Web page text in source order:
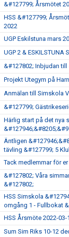
&#127799; Årsmötet
HSS &#127799;
2022
UGP Eskilstuna mars
UGP 2 & ESKILSTUNA
&#127802; Inbjudan
Projekt Utegym på
Anmälan till Simskola
&#127799;
Härlig start på det nya
Äntligen
tävling &#127799; 5
Tack medlemmar för
&#127802; Våra
&#127802;
HSS Simskola
omgång 1 - Fullbokat
HSS Årsmöte 2022-03-
Sum Sim Riks 10-12